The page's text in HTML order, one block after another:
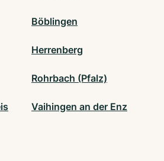
Böblingen
Herrenberg
Rohrbach (Pfalz)
Vaihingen an der Enz